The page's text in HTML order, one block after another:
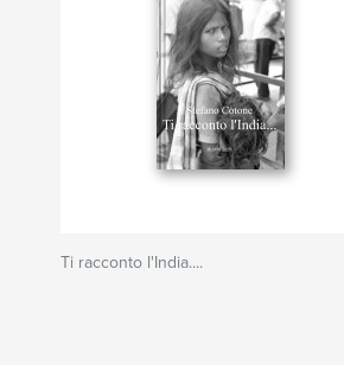
Ti racconto l'India....